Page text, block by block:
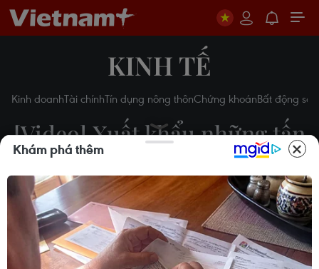
KINH TẾ
Kinh doanhTài chínhTín dụng nông thônChứng khoánBất động sản
[Video] Xuất khẩu những tấn
vải thiều đầu tiên đi Nhật
Bản, Singapore
18/05/2021 08:16
Khám phá thêm